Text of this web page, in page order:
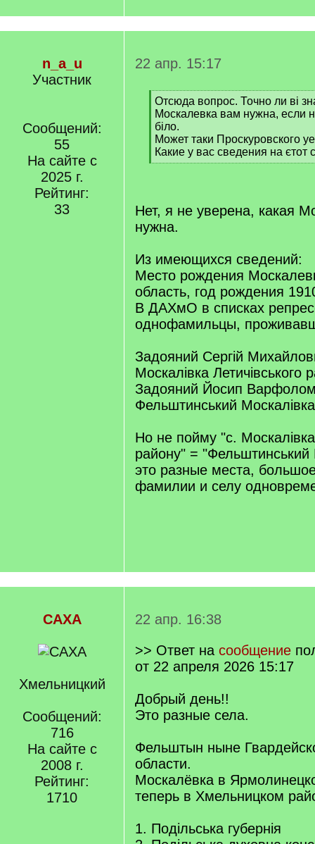
n_a_u
Участник
Сообщений:
55
На сайте с
2025 г.
Рейтинг:
33
22 апр. 15:17
[
q
]
Отсюда вопрос. Точно ли ві
Москалевка вам нужна, если
біло.
Может таки Проскуровского
Какие у вас сведения на
[
Нет, я не уверена, какая
нужна.
Из имеющихся сведений:
Место рождения
область, год рождения
В ДАХмО в списках
однофамильцы,
Задояний Сергій
Москалівка Летичівського
Задояний Йосип
Фельштинський Москалівка
Но не пойму "с. Москалівка
району" = "Фельштинський
это разные места,
фамилии и селу
САХА
Хмельницкий
Сообщений:
716
На сайте с
2008 г.
Рейтинг:
1710
22 апр. 16:38
>> Ответ на сообщение
от 22 апреля 2026 15:17
Добрый день!!
Это разные села.
Фельштын ныне
области.
Москалёвка в
теперь в Хмельницком
1. Подільська губернія